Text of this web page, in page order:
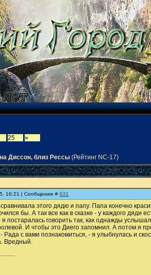
25
»
Диссон, близ Рессы (Рейтинг NC-17)
16:21 | Сообщение # 631
этого дядю и папу. Папа конечно
бы. А так все как в сказке - у каждого дяди
постаралась говорить так, как однажды
И чтобы это Диего запомнил. А потом я
Рада с вами познакомиться, - я улыбнулась и
Вредный.